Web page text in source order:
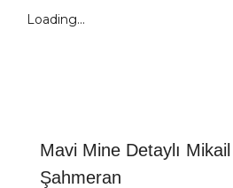
Loading...
Mavi Mine Detaylı
Şahmeran